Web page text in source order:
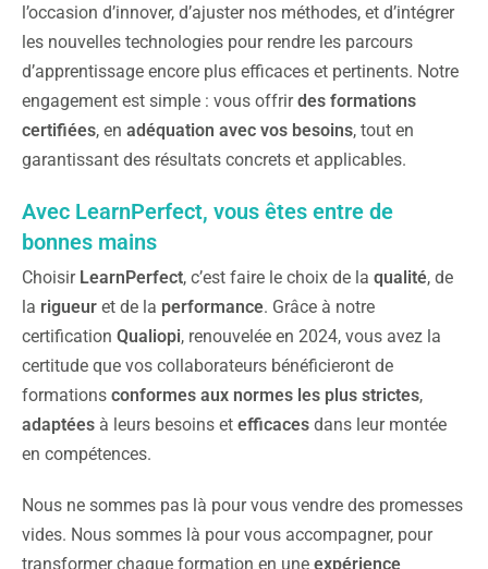
l’occasion d’innover, d’ajuster nos méthodes, et d’intégrer
les nouvelles technologies pour rendre les parcours
d’apprentissage encore plus efficaces et pertinents. Notre
engagement est simple : vous offrirdes formations
certifiées, en adéquation avec vos besoins, tout en
garantissant des résultats concrets et applicables.
Avec LearnPerfect, vous êtes entre de
bonnes mains
Choisir LearnPerfect, c’est faire le choix de la qualité, de
la rigueur et de la performance. Grâce à notre
certification Qualiopi, renouvelée en 2024, vous avez la
certitude que vos collaborateurs bénéficieront de
formations conformes aux normes les plus strictes,
adaptées à leurs besoins et efficaces dans leur montée
en compétences.
Nous ne sommes pas là pour vous vendre des promesses
vides. Nous sommes là pour vous accompagner, pour
transformer chaque formation en une expérience